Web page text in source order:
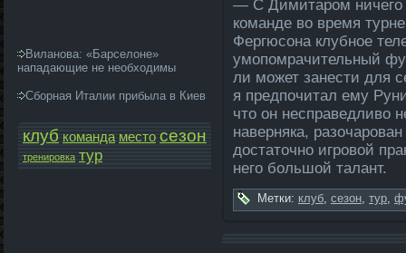
Виланова: «Барселоне»
нападающие не необходимы
Сборная Италии прибыла в Киев
клуб команда­ место сезон
тренировка тур
— С Димитаром ничего
команде во время
Фергюсона клубное
умопомрачительный
ли может занести для
я предпочитал ему
что он несправедливо
наверняка,
достаточно игровой
него большой талант.
Метки: клуб, сезон, тур,